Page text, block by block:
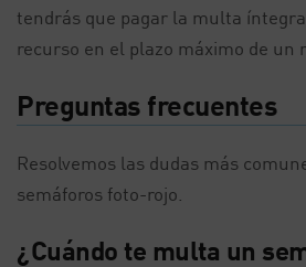
tendrás que pagar la multa
recurso en el plazo máximo de un
Preguntas frecuentes
Resolvemos las dudas más
semáforos foto-rojo.
¿Cuándo te multa un